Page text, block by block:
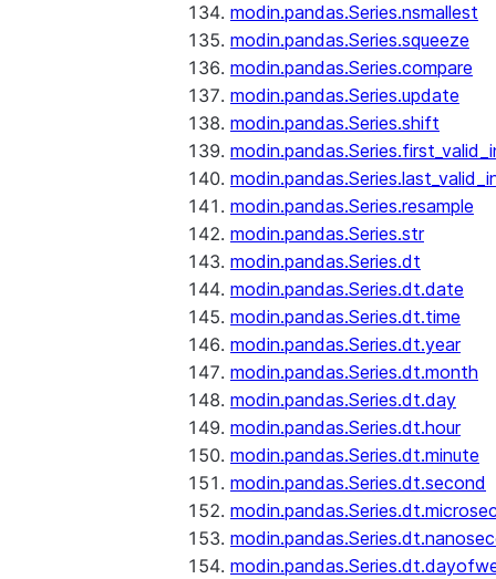
modin.pandas.Series.nsmallest
modin.pandas.Series.squeeze
modin.pandas.Series.compare
modin.pandas.Series.update
modin.pandas.Series.shift
modin.pandas.Series.resample
modin.pandas.Series.str
modin.pandas.Series.dt
modin.pandas.Series.dt.date
modin.pandas.Series.dt.time
modin.pandas.Series.dt.year
modin.pandas.Series.dt.month
modin.pandas.Series.dt.day
modin.pandas.Series.dt.hour
modin.pandas.Series.dt.minute
modin.pandas.Series.dt.second